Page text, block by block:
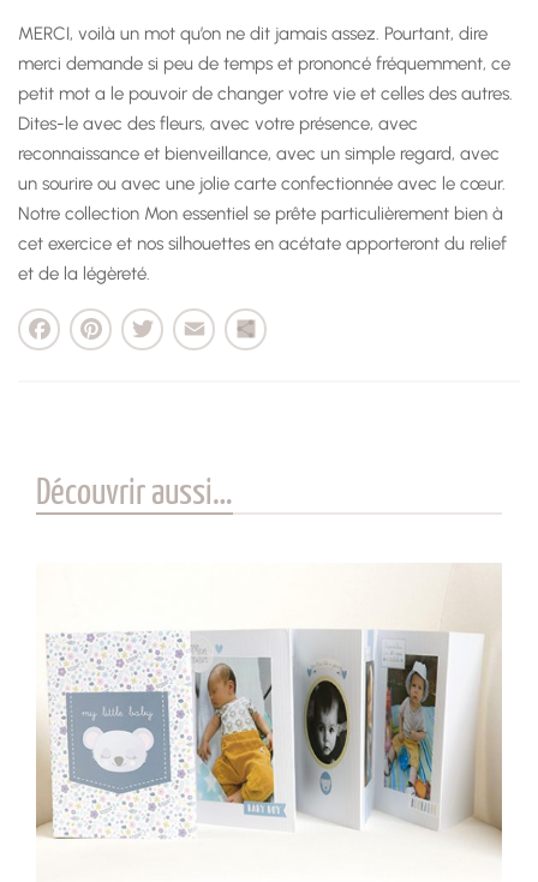
MERCI, voilà un mot qu’on ne dit jamais assez. Pourtant, dire
merci demande si peu de temps et prononcé fréquemment, ce
petit mot a le pouvoir de changer votre vie et celles des autres.
Dites-le avec des fleurs, avec votre présence, avec
reconnaissance et bienveillance, avec un simple regard, avec
un sourire ou avec une jolie carte confectionnée avec le cœur.
Notre collection Mon essentiel se prête particulièrement bien à
cet exercice et nos silhouettes en acétate apporteront du relief
et de la légèreté.
Découvrir aussi…